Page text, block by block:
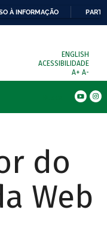
À INFORMAÇÃO
ENGLISH
ACESSIBILIDADE
A+ A-
do
Web